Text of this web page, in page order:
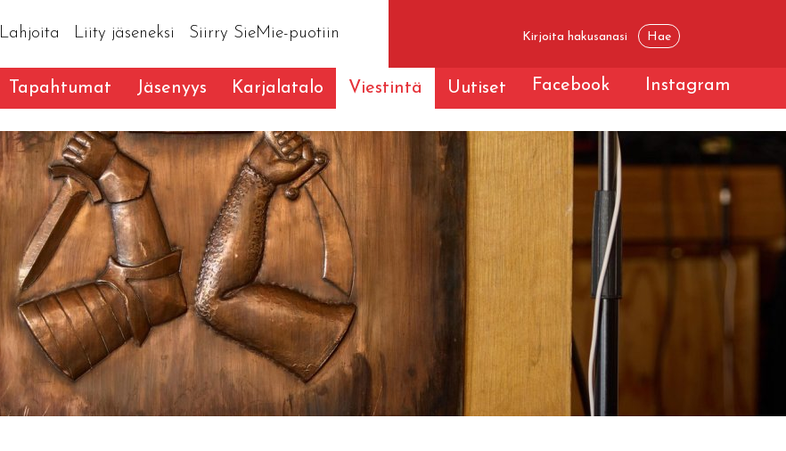
Lahjoita Liity jäseneksi Siirry SieMie-puotiin
Tapahtumat Jäsenyys Karjalatalo Viestintä Uutiset Facebook Instagram